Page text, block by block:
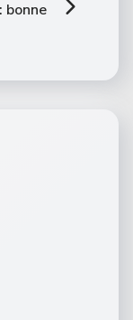
bonne